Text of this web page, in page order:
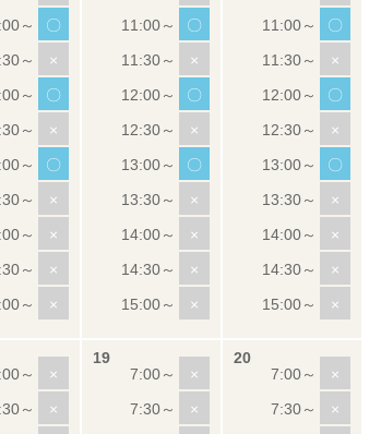
〇
×
〇
×
〇
×
×
×
×
〇
×
〇
×
〇
×
×
×
×
〇
×
〇
×
〇
×
×
×
×
×
×
×
×
×
×